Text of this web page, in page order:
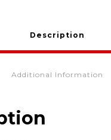
Description
Additional Information